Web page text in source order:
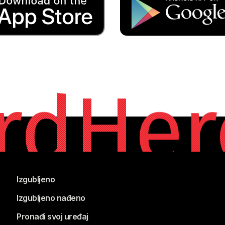
Izgubljeno
Izgubljeno nađeno
Pronađi svoj uređaj